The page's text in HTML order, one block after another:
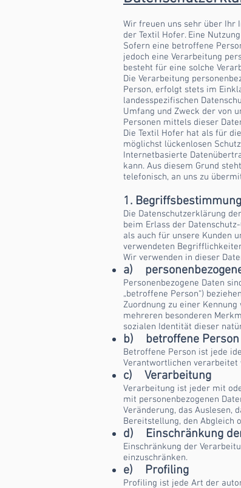
Wir freuen uns sehr über Ihr
der Textil Hofer. Eine
Sofern eine betroffene
jedoch eine Verarbeitung
besteht für eine solche
Die Verarbeitung
Person, erfolgt stets im
landesspezifischen
Umfang und Zweck der von
Personen mittels dieser
Die Textil Hofer hat als für
möglichst lückenlosen
Internetbasierte
kann. Aus diesem Grund
telefonisch, an uns zu
1.
Die Datenschutzerklärung
beim Erlass der
als auch für unsere Kunden
verwendeten
Wir verwenden in dieser
a)
Personenbezogene Daten
„betroffene Person“)
Zuordnung zu einer
mehreren besonderen
sozialen Identität dieser
b) betroffene Person
Betroffene Person ist jede
Verantwortlichen verarbeitet
c) Verarbeitung
Verarbeitung ist jeder mit
mit personenbezogenen
Veränderung, das Auslesen,
Bereitstellung, den Abgleich
d) Einschränkung
Einschränkung der
einzuschränken.
e) Profiling
Profiling ist jede Art der